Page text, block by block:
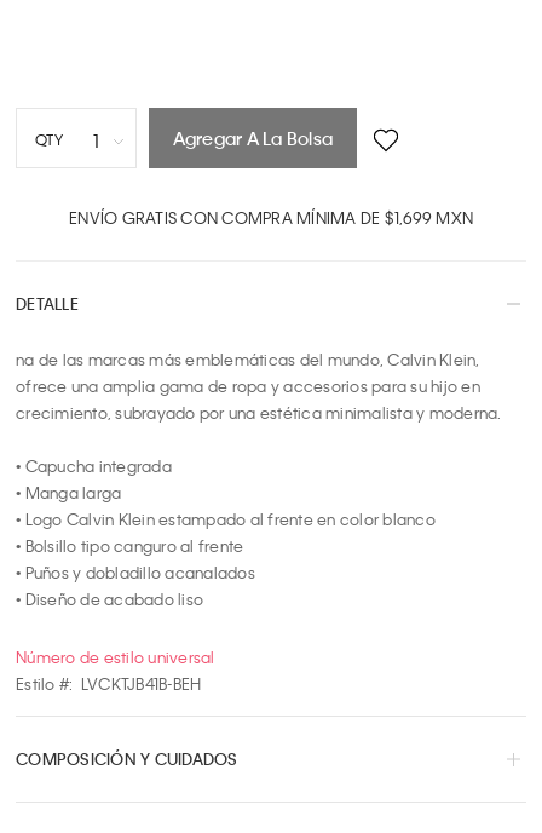
QTY 1
5
7
10
Agregar A La Bolsa
ENVÍO GRATIS CON COMPRA MÍNIMA DE $1,699 MXN
DETALLE
na de las marcas más emblemáticas del mundo, Calvin Klein,
ofrece una amplia gama de ropa y accesorios para su hijo en
crecimiento, subrayado por una estética minimalista y moderna.
• Capucha integrada
• Manga larga
• Logo Calvin Klein estampado al frente en color blanco
• Bolsillo tipo canguro al frente
• Puños y dobladillo acanalados
• Diseño de acabado liso
Número de estilo universal
Estilo #: LVCKTJB41B-BEH
COMPOSICIÓN Y CUIDADOS